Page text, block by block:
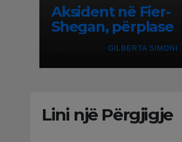
Aksident në Fier-
Shegan, përplasen
Benz-i me furgonin,
plagoset një i
moshuar
GILBERTA SIMONI
Lini një Përgjigje